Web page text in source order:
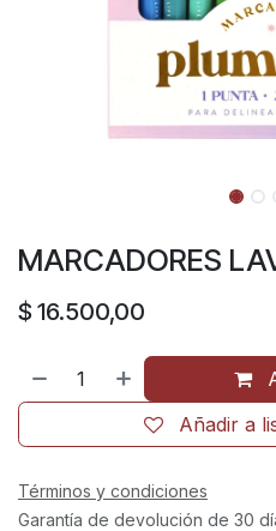
MARCADORES
$ 16.500,00
Añadir a
Términos y condiciones
Garantía de devolución de 30